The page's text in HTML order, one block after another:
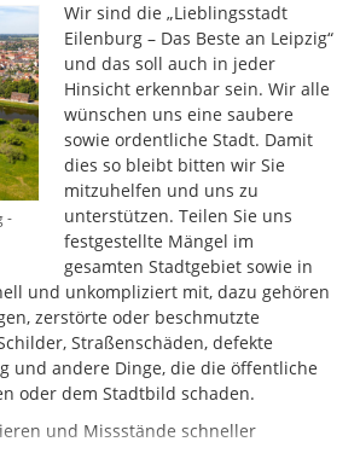
-
Wir sind die „Lieblingsstadt
Eilenburg – Das Beste an Leipzig“
und das soll auch in jeder
Hinsicht erkennbar sein. Wir alle
wünschen uns eine saubere
sowie ordentliche Stadt. Damit
dies so bleibt bitten wir Sie
mitzuhelfen und uns zu
unterstützen. Teilen Sie uns
festgestellte Mängel im
gesamten Stadtgebiet sowie in
und unkompliziert mit, dazu gehören
zerstörte oder beschmutzte
Straßenschäden, defekte
und andere Dinge, die die öffentliche
oder dem Stadtbild schaden.
und Missstände schneller